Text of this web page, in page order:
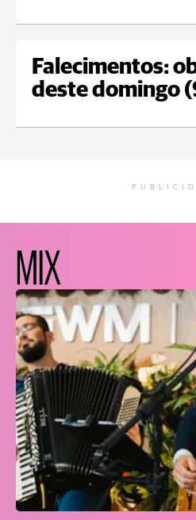
Falecimentos:
deste domingo
MIX